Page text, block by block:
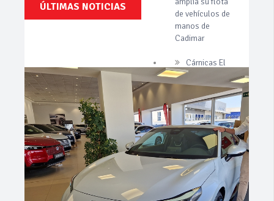
Venta,
Pruebas,
más!
ÚLTIMAS NOTICIAS
Cárnicas El
Alcazar,
patrocinador de
la 42ª Subida a
implementa
mejoras en la
A381 por Los
Barrios
Invercar
amplía su flota
de vehículos de
manos de